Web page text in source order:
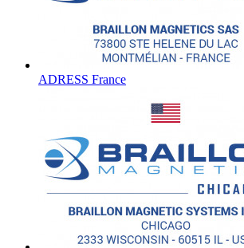
ADRESS France